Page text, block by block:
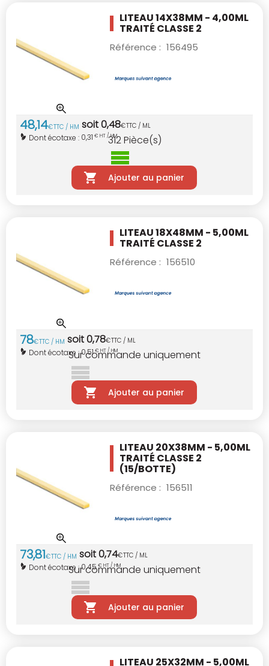
LITEAU 14X38MM - 4,00ML
TRAITÉ CLASSE 2
Référence : 156495
48,14€TTC / HM soit0,48€TTC / ML
Dont écotaxe : 0,31 € HT / HM
312Pièce(s)
Ajouter au panier
LITEAU 18X48MM - 5,00ML
TRAITÉ CLASSE 2
Référence : 156510
78€TTC / HM soit0,78€TTC / ML
Dont écotaxe :0,51€ HT / HM
Sur commande uniquement
Ajouter au panier
LITEAU 20X38MM - 5,00ML
TRAITÉ CLASSE 2
(15/BOTTE)
Référence : 156511
73,81€TTC / HM soit0,74€TTC / ML
Dont écotaxe :0,45€ HT / HM
Sur commande uniquement
Ajouter au panier
LITEAU 25X32MM - 5,00ML